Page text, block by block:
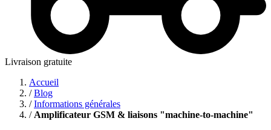
Livraison gratuite
Accueil
/Blog
/Informations générales
/ Amplificateur GSM & liaisons "machine-to-machine"